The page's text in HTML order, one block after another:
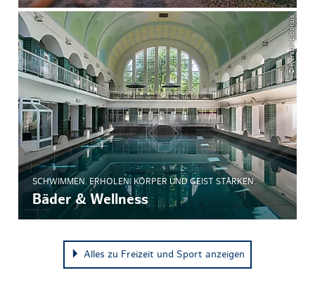
© Kerstin Liborius
SCHWIMMEN. ERHOLEN. KÖRPER UND GEIST STÄRKEN.
Bäder & Wellness
Alles zu Freizeit und Sport anzeigen